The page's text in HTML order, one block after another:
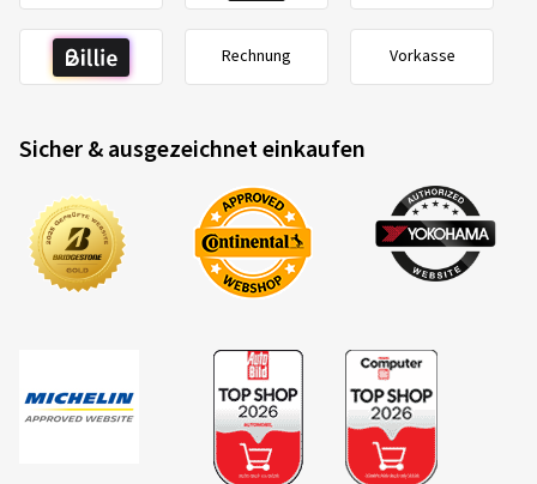
Rechnung Vorkasse
Sicher & ausgezeichnet einkaufen